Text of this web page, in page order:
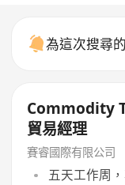
為這次搜尋
Commodity
貿易經理
賽睿國際有限公司
五天工作周